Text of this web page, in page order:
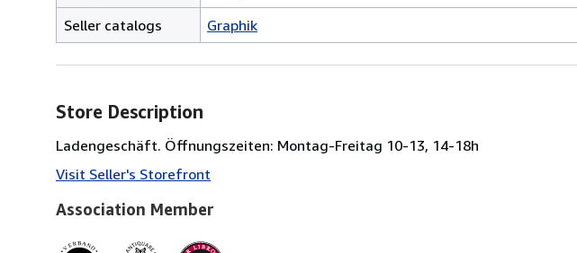
Seller catalogs
Graphik
Store Description
Ladengeschäft. Öffnungszeiten: Montag-Freitag 10-13, 14-18h
Visit Seller's Storefront
Association Member